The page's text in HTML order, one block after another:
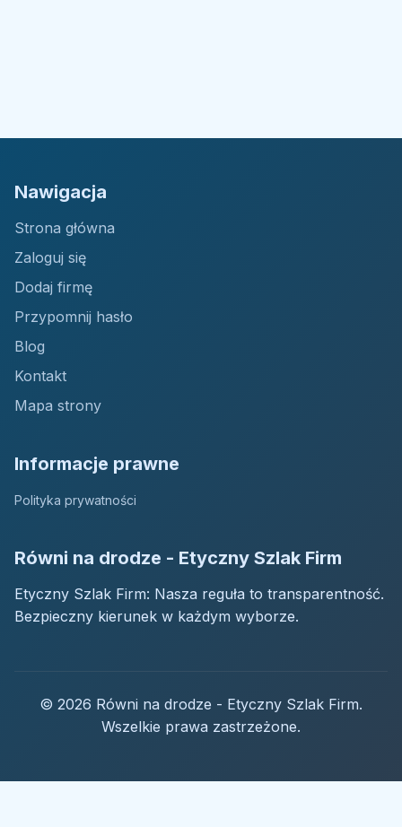
Nawigacja
Strona główna
Zaloguj się
Dodaj firmę
Przypomnij hasło
Blog
Kontakt
Mapa strony
Informacje prawne
Polityka prywatności
Równi na drodze - Etyczny Szlak Firm
Etyczny Szlak Firm: Nasza reguła to transparentność.
Bezpieczny kierunek w każdym wyborze.
© 2026 Równi na drodze - Etyczny Szlak Firm.
Wszelkie prawa zastrzeżone.